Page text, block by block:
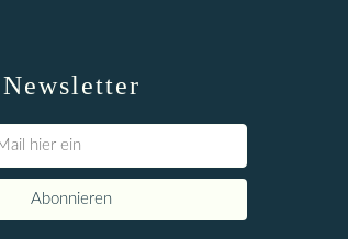
Newsletter